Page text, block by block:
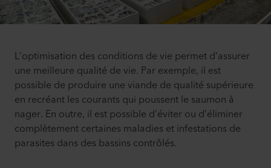
L’optimisation des conditions de vie permet d’assurer
une meilleure qualité de vie. Par exemple, il est
possible de produire une viande de qualité supérieure
en recréant les courants qui poussent le saumon à
nager. En outre, il est possible d’éviter ou d’éliminer
complètement certaines maladies et infestations de
parasites dans des bassins contrôlés.